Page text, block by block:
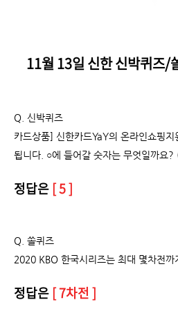
11월 13일 신한 신박퀴즈/
Q. 신박퀴즈
카드상품] 신한카드YaY의 온라인쇼핑
됩니다. ○에 들어갈 숫자는 무엇일까요?
정답은 [ 5 ]
Q. 쏠퀴즈
2020 KBO 한국시리즈는 최대 몇차전까
정답은 [ 7차전 ]